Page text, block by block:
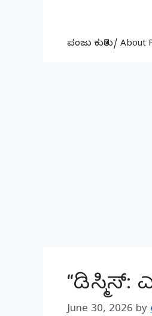
ಪಂಜು ಕುರಿತು/ About
“ಡಿಸ್ಮಿಸ್:
June 30, 2026 by